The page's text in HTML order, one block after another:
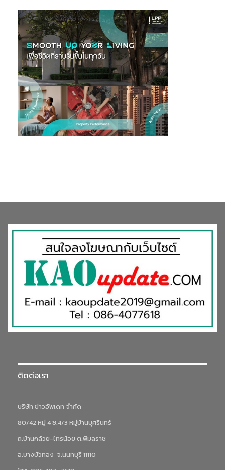
ติดต่อเรา
บริษัท ข่าวอัพเดท จำกัด
80/42 หมู่ 4 ซ.4/3 หมู่บ้านบุศรินทร์
ถ.บ้านกล้วย-ไทรน้อย ต.พิมลราช
อ.บางบัวทอง จ.นนทบุรี 11110